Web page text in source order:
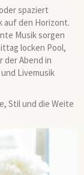
spaziert
auf den Horizont.
Musik sorgen
locken Pool,
der Abend in
Livemusik
Stil und die Weite